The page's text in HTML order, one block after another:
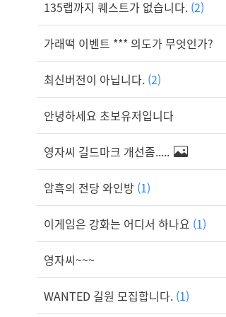
135랩까지 퀘스트가 없습니다. (2)
가래떡 이벤트 *** 의도가 무엇인가?
최신버전이 아닙니다. (2)
안녕하세요 초보유저입니다
영자씨 길드마크 개선좀.....
암흑의 전당 와인방 (1)
이게임은 강화는 어디서 하나요 (1)
영자씨~~~
WANTED 길원 모집합니다. (1)